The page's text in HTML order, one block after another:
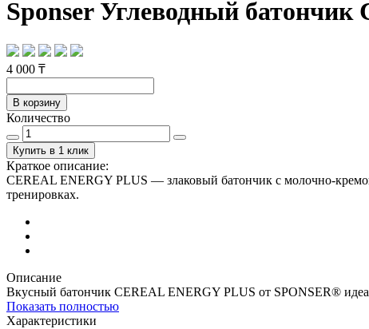
Sponser Углеводный
4 000 ₸
В корзину
Количество
Купить в 1 клик
Краткое описание:
CEREAL ENERGY PLUS — злаковый батончик с молочно-
тренировках.
Описание
Вкусный батончик CEREAL ENERGY PLUS от SPONSER®
Показать полностью
Характеристики